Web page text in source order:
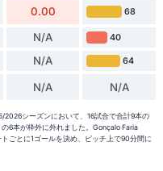
0.00 68
N/A 40
N/A 64
N/A N/A
2026シーズンにおいて、16試合で合計9本の
6本が枠外に外れました。Gonçalo Faria
ごとに1ゴールを決め、ピッチ上で90分間に